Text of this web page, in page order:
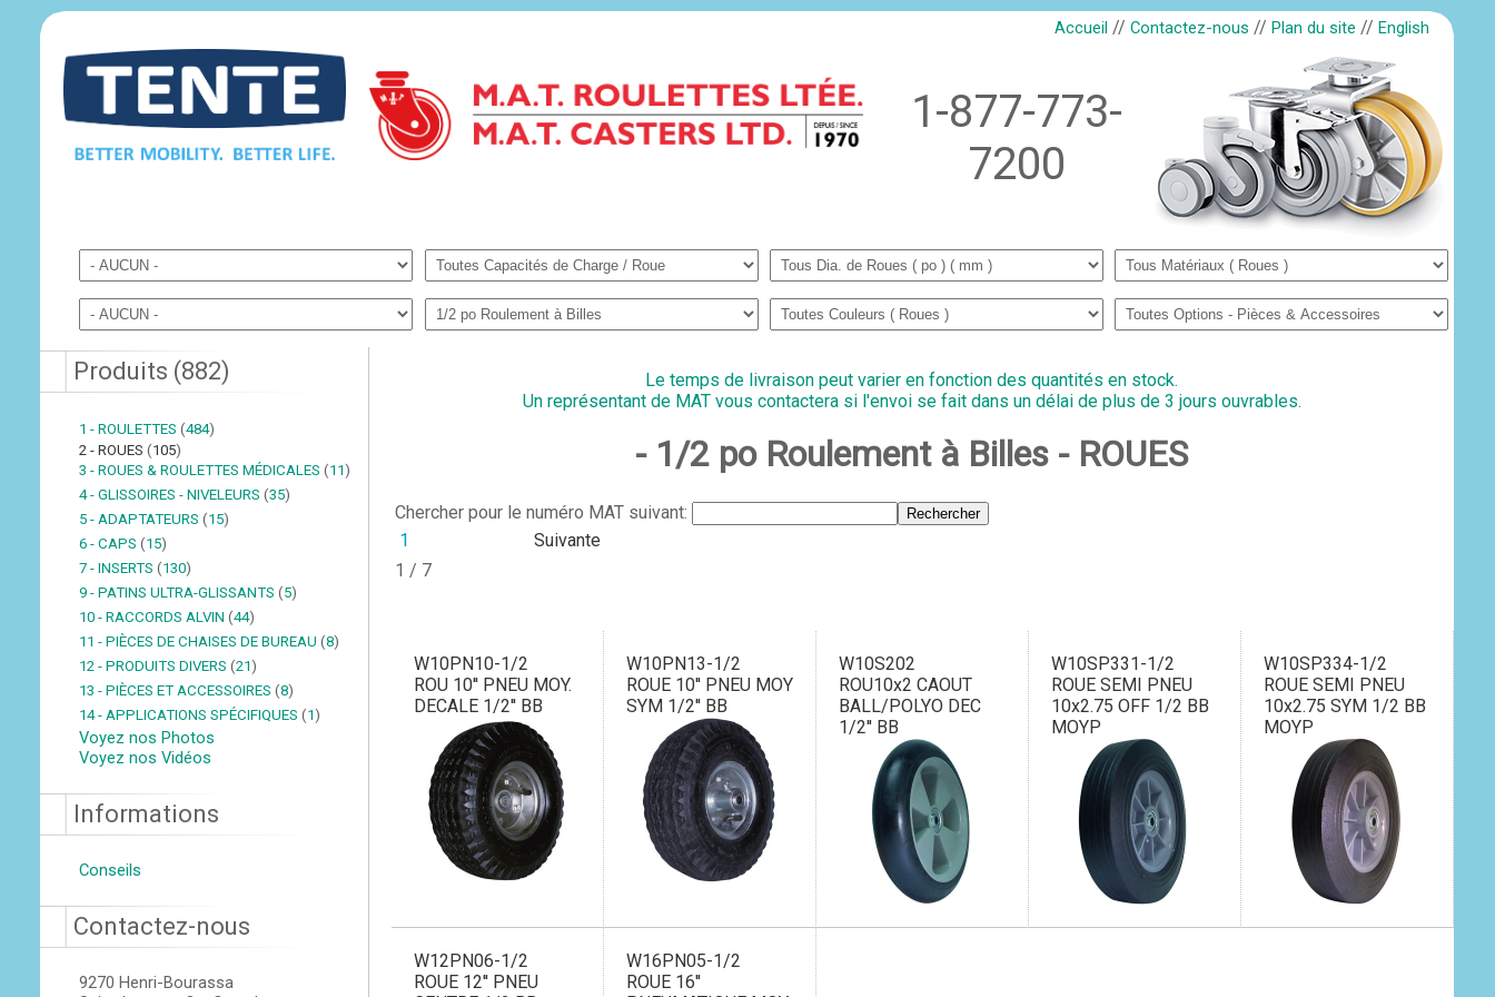
Accueil //Contactez-nous //Plan du site //English
1-877-773-
7200
Produits (882)
1 - ROULETTES(484)
2 - ROUES(105)
3 - ROUES & ROULETTES MÉDICALES(11)
4 - GLISSOIRES - NIVELEURS(35)
5 - ADAPTATEURS(15)
6 - CAPS(15)
7 - INSERTS(130)
9 - PATINS ULTRA-GLISSANTS(5)
10 - RACCORDS ALVIN(44)
11 - PIÈCES DE CHAISES DE BUREAU(8)
12 - PRODUITS DIVERS(21)
13 - PIÈCES ET ACCESSOIRES(8)
14 - APPLICATIONS SPÉCIFIQUES(1)
Voyez nos Photos
Voyez nos Vidéos
Informations
Conseils
Contactez-nous
9270 Henri-Bourassa
Le temps de livraison peut varier en fonction des quantités en stock.
Un représentant de MAT vous contactera si l'envoi se fait dans un délai de plus de 3 jours ouvrables.
- 1/2 po Roulement à Billes - ROUES
Chercher pour le numéro MAT suivant:
1
Suivante
1 / 7
W10PN10-1/2
ROU 10'' PNEU MOY.
DECALE 1/2'' BB
W10PN13-1/2
ROUE 10'' PNEU MOY
SYM 1/2'' BB
W10S202
ROU10x2 CAOUT
BALL/POLYO DEC
1/2'' BB
W10SP331-1/2
ROUE SEMI PNEU
10x2.75 OFF 1/2 BB
MOYP
W10SP334-1/2
ROUE SEMI PNEU
10x2.75 SYM 1/2 BB
MOYP
W12PN06-1/2
ROUE 12'' PNEU
W16PN05-1/2
ROUE 16''